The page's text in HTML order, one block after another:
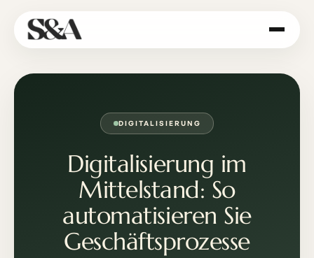
DIGITALISIERUNG
Digitalisierung im
Mittelstand: So
automatisieren Sie
Geschäftsprozesse